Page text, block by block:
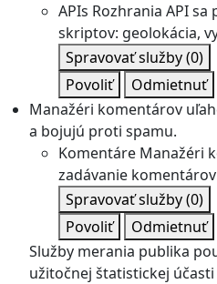
APIs Rozhrania API
skriptov: geolokácia,
Spravovať služby(0)
Povoliť
Odmietnuť
Manažéri komentárov
a bojujú proti spamu.
Komentáre Manažéri
zadávanie
Spravovať služby(0)
Povoliť
Odmietnuť
Služby merania publika
užitočnej štatistickej